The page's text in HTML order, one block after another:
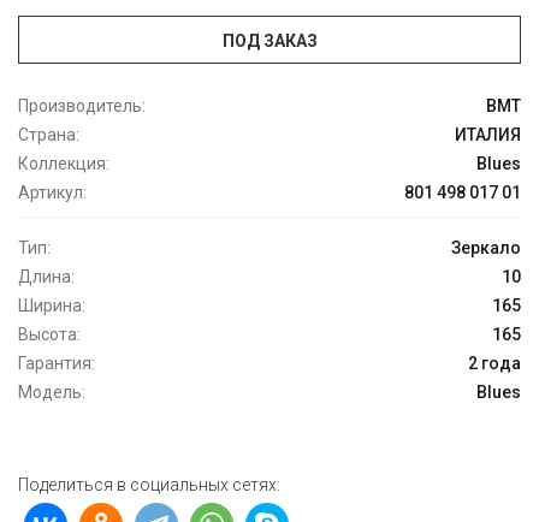
ПОД ЗАКАЗ
Производитель:
BMT
Страна:
ИТАЛИЯ
Коллекция:
Blues
Артикул:
801 498 017 01
Тип:
Зеркало
Длина:
10
Ширина:
165
Высота:
165
Гарантия:
2 года
Модель:
Blues
Поделиться в социальных сетях: